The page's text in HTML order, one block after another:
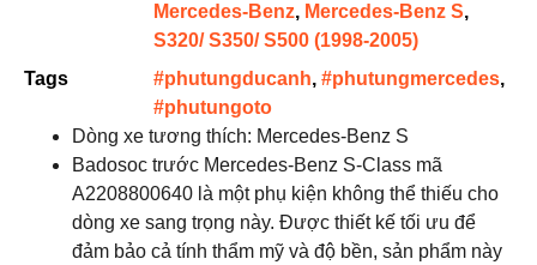
Mercedes-Benz, Mercedes-Benz S,
S320/ S350/ S500 (1998-2005)
Tags
#phutungducanh, #phutungmercedes,
#phutungoto
Dòng xe tương thích: Mercedes-Benz S
Badosoc trước Mercedes-Benz S-Class mã
A2208800640 là một phụ kiện không thể thiếu cho
dòng xe sang trọng này. Được thiết kế tối ưu để
đảm bảo cả tính thẩm mỹ và độ bền, sản phẩm này